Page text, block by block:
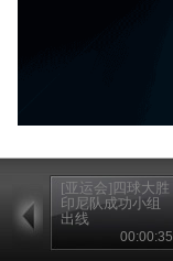
[亚运会]四球大胜
印尼队成功小组
出线
00:00:35